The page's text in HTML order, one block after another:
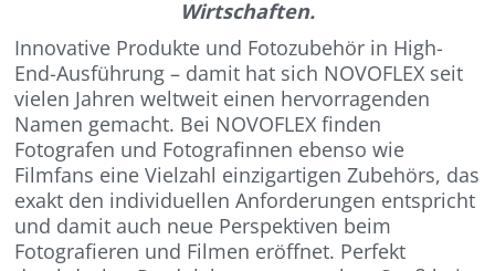
Wirtschaften.
Innovative Produkte und Fotozubehör in High-
End-Ausführung – damit hat sich NOVOFLEX seit
vielen Jahren weltweit einen hervorragenden
Namen gemacht. Bei NOVOFLEX finden
Fotografen und Fotografinnen ebenso wie
Filmfans eine Vielzahl einzigartigen Zubehörs, das
exakt den individuellen Anforderungen entspricht
und damit auch neue Perspektiven beim
Fotografieren und Filmen eröffnet. Perfekt